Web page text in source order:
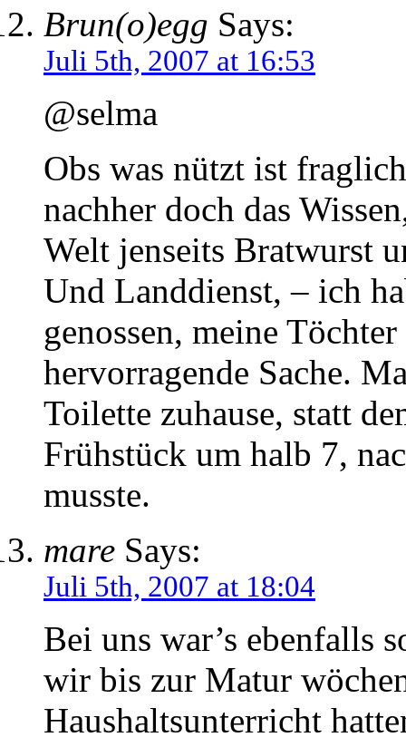
Brun(o)egg Says:
Juli 5th, 2007 at 16:53
@selma
Obs was nützt ist
nachher doch das
Welt jenseits Bratwurst
Und Landdienst, – ich
genossen, meine
hervorragende Sache.
Toilette zuhause, statt
Frühstück um halb 7,
musste.
mare Says:
Juli 5th, 2007 at 18:04
Bei uns war’s ebenfalls
wir bis zur Matur
Haushaltsunterricht